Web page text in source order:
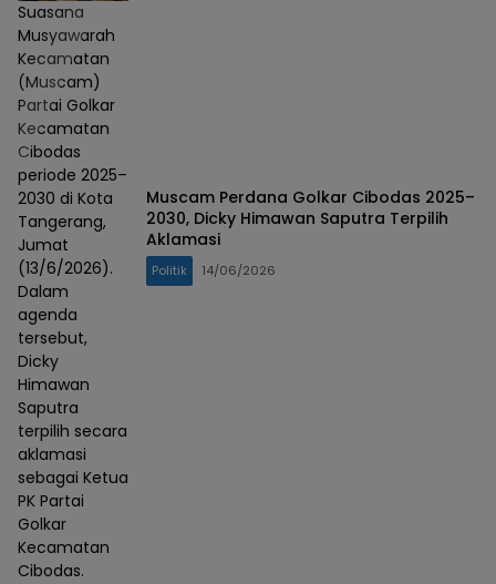
Suasana
Musyawarah
Kecamatan
(Muscam)
Partai Golkar
Kecamatan
Cibodas
periode 2025–
2030 di Kota
Tangerang,
Jumat
(13/6/2026).
Dalam
agenda
tersebut,
Dicky
Himawan
Saputra
terpilih secara
aklamasi
sebagai Ketua
PK Partai
Golkar
Kecamatan
Cibodas.
Muscam Perdana Golkar Cibodas 2025–
2030, Dicky Himawan Saputra Terpilih
Aklamasi
Politik 14/06/2026